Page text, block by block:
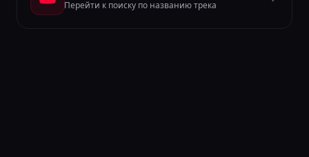
Перейти к поиску по названию трека